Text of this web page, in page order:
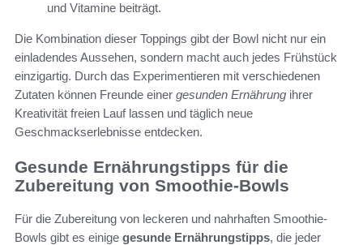
und Vitamine beiträgt.
Die Kombination dieser Toppings gibt der Bowl nicht nur ein
einladendes Aussehen, sondern macht auch jedes Frühstück
einzigartig. Durch das Experimentieren mit verschiedenen
Zutaten können Freunde einer gesunden Ernährung ihrer
Kreativität freien Lauf lassen und täglich neue
Geschmackserlebnisse entdecken.
Gesunde Ernährungstipps für die
Zubereitung von Smoothie-Bowls
Für die Zubereitung von leckeren und nahrhaften Smoothie-
Bowls gibt es einige gesunde Ernährungstipps, die jeder